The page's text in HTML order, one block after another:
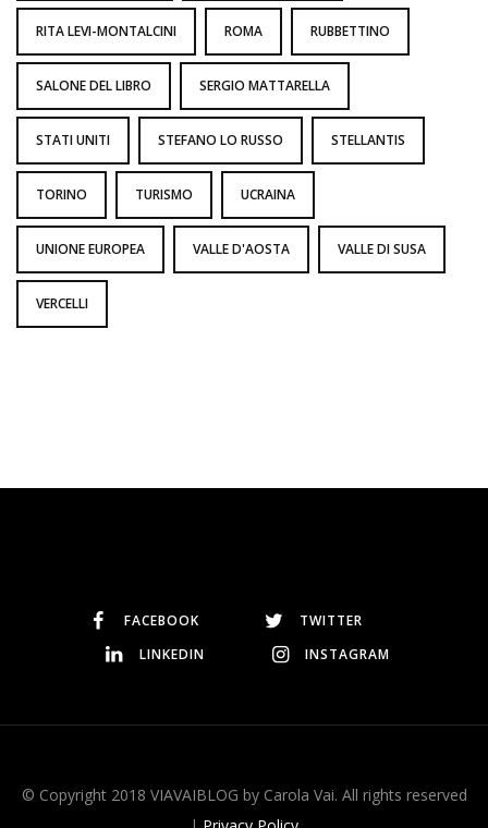
RITA LEVI-MONTALCINI ROMA RUBBETTINO
SALONE DEL LIBRO SERGIO MATTARELLA
STATI UNITI STEFANO LO RUSSO STELLANTIS
TORINO TURISMO UCRAINA
UNIONE EUROPEA VALLE D'AOSTA VALLE DI SUSA
VERCELLI
FACEBOOK
TWITTER
LINKEDIN
INSTAGRAM
© Copyright 2018 VIAVAIBLOG by Carola Vai. All rights reserved